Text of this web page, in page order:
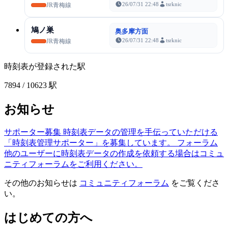
JR青梅線 26/07/31 22:48 tsrknic
鳩ノ巣
JR青梅線
奥多摩方面
26/07/31 22:48 tsrknic
時刻表が登録された駅
7894 / 10623 駅
お知らせ
サポーター募集 時刻表データの管理を手伝っていただける
「時刻表管理サポーター」を募集しています。
フォーラム
他のユーザーに時刻表データの作成を依頼する場合はコミュ
ニティフォーラムをご利用ください。
その他のお知らせは コミュニティフォーラム をご覧くださ
い。
はじめての方へ